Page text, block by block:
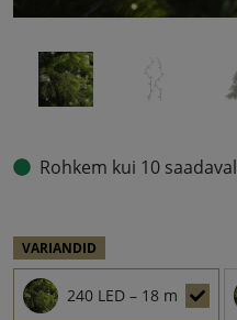
Rohkem kui 10 saadaval
VARIANDID
240 LED – 18 m